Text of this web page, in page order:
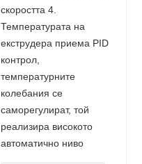
скоростта 4.
Температурата на
екструдера приема PID
контрол,
температурните
колебания се
саморегулират, той
реализира високото
автоматично ниво